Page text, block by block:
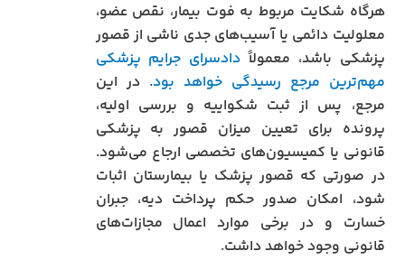
هرگاه شکایت مربوط به فوت بیمار، نقص عضو،
معلولیت دائمی یا آسیب‌های جدی ناشی از قصور
پزشکی باشد، معمولاًدادسرای جرایم پزشکی
مهم‌ترین مرجع رسیدگی خواهد بود. در این
مرجع، پس از ثبت شکواییه و بررسی اولیه،
پرونده برای تعیین میزان قصور به پزشکی
قانونی یا کمیسیون‌های تخصصی ارجاع می‌شود.
در صورتی که قصور پزشک یا بیمارستان اثبات
شود، امکان صدور حکم پرداخت دیه، جبران
خسارت و در برخی موارد اعمال مجازات‌های
قانونی وجود خواهد داشت.